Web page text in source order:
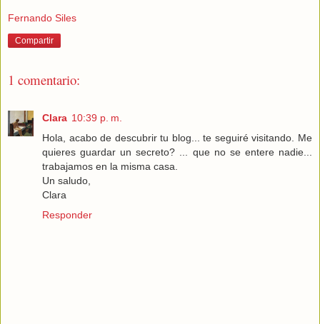
Fernando Siles
Compartir
1 comentario:
Clara 10:39 p. m.
Hola, acabo de descubrir tu blog... te seguiré visitando. Me
quieres guardar un secreto? ... que no se entere nadie...
trabajamos en la misma casa.
Un saludo,
Clara
Responder